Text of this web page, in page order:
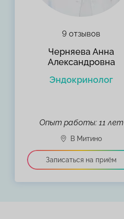
9 отзывов
Черняева Анна
Александровна
Эндокринолог
Опыт работы: 11 лет